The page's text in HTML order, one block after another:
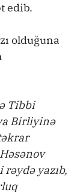
edib.
olduğuna
Tibbi
Birliyinə
yazıb,